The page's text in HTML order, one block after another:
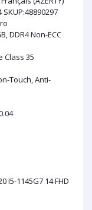
DDR4 Non-ECC
Class 35
Touch, Anti-
I5-1145G7 14 FHD